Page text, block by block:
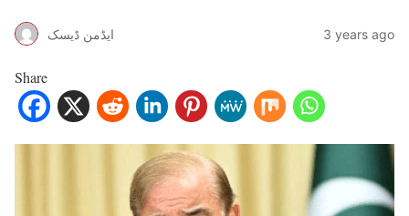
ایڈمن ڈیسک 3 years ago
Share